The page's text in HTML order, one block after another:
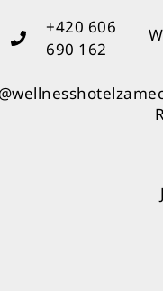
+420 606
690 162